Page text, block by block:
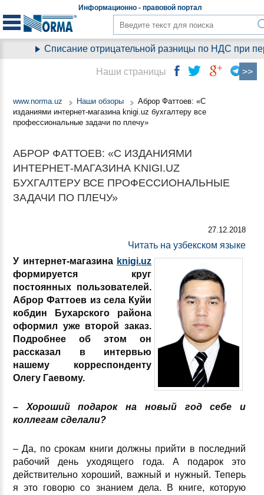
Информационно - правовойпортал
Списание отрицательной разницы по НДС при
www.norma.uz Наши обзоры
Аброр Фаттоев: «С
изданиями интернет-магазина knigi.uz бухгалтеру все
профессиональные задачи по плечу»
АБРОР ФАТТОЕВ: «С ИЗДАНИЯМИ
ИНТЕРНЕТ-МАГАЗИНА KNIGI.UZ
БУХГАЛТЕРУ ВСЕ ПРОФЕССИОНАЛЬНЫЕ
ЗАДАЧИ ПО ПЛЕЧУ»
27.12.2018
Читать на узбекском языке
У интернет-магазина knigi.uz
формируется круг
постоянных пользователей.
Аброр Фаттоев из села Куйи
кобдин Бухарского района
оформил уже второй заказ.
Подробнее об этом он
рассказал в интервью
нашему корреспонденту
Олегу Гаевому.
– Хороший подарок на новый год себе и
коллегам сделали?
– Да, по срокам книги должны прийти в последний
рабочий день уходящего года. А подарок это
действительно хороший, важный и нужный. Теперь
я это говорю со знанием дела. В книге, которую
Наши страницы